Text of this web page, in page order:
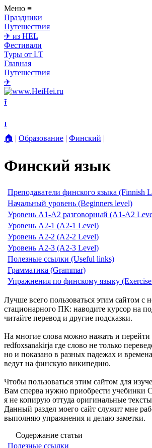
Меню ≡
Праздники
Путешествия
✈ из HEL
Фестивали
Туры от LT
Главная
Путешествия
✈
⭱
⭳
🏠 | Образование | Финский |
Финский язык
Преподаватели финского языка (Finnish
Начальный уровень (Beginners level)
Уровень А1-A2 разговорный (A1-A2
Уровень А2-1 (A2-1 Level)
Уровень А2-2 (A2-2 Level)
Уровень А2-3 (A2-3 Level)
Полезные ссылки (Useful links)
Грамматика (Grammar)
Упражнения по финскому языку
Лучше всего пользоваться этим сайтом с
стационарного ПК: наводите курсор на
читайте перевод и другие подсказки.
На многие слова можно нажать и перейти
redfoxsanakirja где слово не только
но и показано в разных падежах и
ведут на финскую википедию.
Чтобы пользоваться этим сайтом для
Вам сперва нужно приобрести учебинки
я не копирую оттуда оригинальные
Данный раздел моего сайт служит мне
выполняю упражнения и делаю заметки.
Содержание статьи
Полезные ссылки